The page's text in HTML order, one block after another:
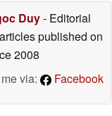
Duy- Editorial
published on
2008
via:
Facebook